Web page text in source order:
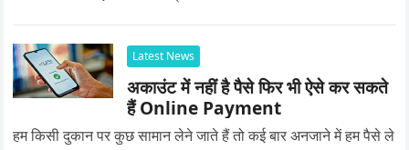
Latest News
अकाउंट में नहीं है पैसे फिर भी ऐसे कर सकते
हैं Online Payment
हम किसी दुकान पर कुछ सामान लेने जाते हैं तो कई बार अनजाने में हम पैसे ले